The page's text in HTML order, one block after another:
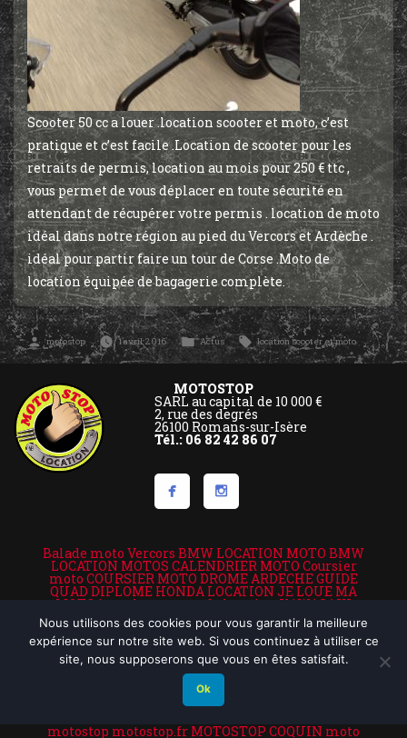
Scooter 50 cc a louer .location scooter et moto, c’est
pratique et c’est facile .Location de scooter pour les
retraits de permis, location au mois pour 250 € ttc ,
vous permet de vous déplacer en toute sécurité en
attendant de récupérer votre permis . location de moto
idéal dans notre région au pied du Vercors et Ardèche .
idéal pour partir faire un tour de Corse .Moto de
location équipée de bagagerie complète.
Publié
par
motostop 1 avril 2016
Publié
dans
Actus Étiquettes :
location scooter et moto
MOTOSTOP
SARL au capital de 10 000 €
2, rue des degrés
26100 Romans-sur-Isère
Tél.: 06 82 42 86 07
Balade moto Vercors BMW LOCATION MOTO BMW
LOCATION MOTOS CALENDRIER MOTO Coursier
moto COURSIER MOTO DROME ARDECHEGUIDE
QUAD DIPLOME HONDA LOCATION JE LOUE MA
MOTO je roule en moto de location KAWASAKI
VALENCE LOCATION VALENCE MOTO location de
motosLOCATION MOTOLocation moto Ardèche
location moto assistance location moto drome et
ardeche location moto Lyon Location moto Rhone
Location moto Vercors Location moto week end
LOCATION SCOOTER 50 CC Location scooter Rhone
louer journée moto
LOUEUR MOTOS
motostop motostop.fr MOTOSTOP COQUIN moto
Nous utilisons des cookies pour vous garantir la meilleure
expérience sur notre site web. Si vous continuez à utiliser ce
site, nous supposerons que vous en êtes satisfait.
Ok